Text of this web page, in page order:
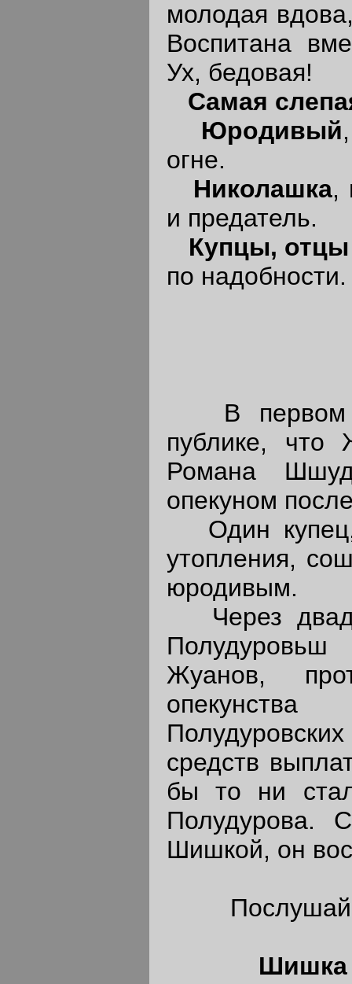
молодая
Воспитана
Ух, бедовая!
Самая
Юродивый
огне.
Николашка,
и предатель.
Купцы,
по надобности.
В первом
публике, что
Романа
опекуном
Один
утопления,
юродивым.
Через
Жуанов,
опекунства
средств
бы то ни
Полудурова.
Шишкой, он
Послушай,
Шишка